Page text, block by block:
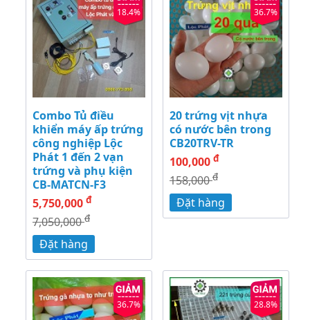
18.4%
Combo Tủ điều
khiển máy ấp trứng
công nghiệp Lộc
Phát 1 đến 2 vạn
trứng và phụ kiện
CB-MATCN-F3
5,750,000 đ
7,050,000đ
Đặt hàng
36.7%
20 trứng vịt nhựa
có nước bên trong
CB20TRV-TR
100,000 đ
158,000đ
Đặt hàng
36.7% 28.8%